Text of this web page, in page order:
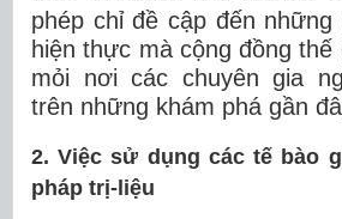
phép chỉ đề cập đến
hiện thực mà cộng đồng thế
mỏi nơi các chuyên gia
trên những khám phá gần
2. Việc sử dụng các tế bào
pháp trị-liệu